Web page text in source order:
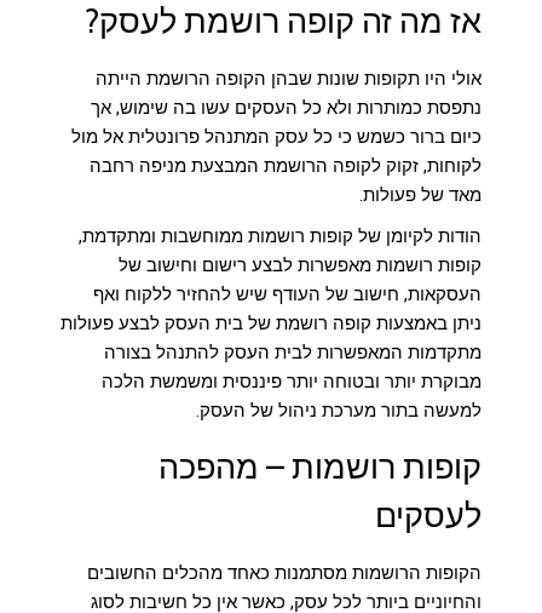
אז מה זה קופה רושמת לעסק?
אולי היו תקופות שונות שבהן הקופה הרושמת הייתה
נתפסת כמותרות ולא כל העסקים עשו בה שימוש, אך
כיום ברור כשמש כי כל עסק המתנהל פרונטלית אל מול
לקוחות, זקוק לקופה הרושמת המבצעת מניפה רחבה
מאד של פעולות.
הודות לקיומן של קופות רושמות ממוחשבות ומתקדמת,
קופות רושמות מאפשרות לבצע רישום וחישוב של
העסקאות, חישוב של העודף שיש להחזיר ללקוח ואף
ניתן באמצעות קופה רושמת של בית העסק לבצע פעולות
מתקדמות המאפשרות לבית העסק להתנהל בצורה
מבוקרת יותר ובטוחה יותר פיננסית ומשמשת הלכה
למעשה בתור מערכת ניהול של העסק.
קופות רושמות – מהפכה
לעסקים
הקופות הרושמות מסתמנות כאחד מהכלים החשובים
והחיוניים ביותר לכל עסק, כאשר אין כל חשיבות לסוג